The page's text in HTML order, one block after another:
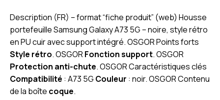
Description (FR) – format “fiche produit” (web) Housse
portefeuille Samsung Galaxy A73 5G – noire, style rétro
en PU cuir avec support intégré. OSGOR Points forts
Style rétro. OSGORFonction support. OSGOR
Protection anti-chute. OSGOR Caractéristiques clés
Compatibilité : A73 5G Couleur : noir. OSGOR Contenu
de la boîte coque.